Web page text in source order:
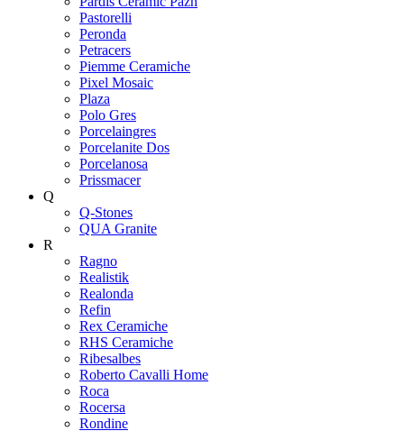
Pastorelli
Peronda
Petracers
Piemme Ceramiche
Pixel Mosaic
Plaza
Polo Gres
Porcelaingres
Porcelanite Dos
Porcelanosa
Prissmacer
Q
Q-Stones
QUA Granite
R
Ragno
Realistik
Realonda
Refin
Rex Ceramiche
RHS Ceramiche
Ribesalbes
Roberto Cavalli Home
Roca
Rocersa
Rondine